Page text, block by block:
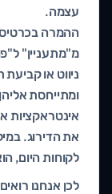
עצמה.
ההמרה
מ"מתעניין"
ניווט או
ומתייחסת
אינטראקציות
את הדירוג.
לקוחות היום,
לכן אנחנו